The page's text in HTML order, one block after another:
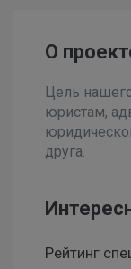
О
Цель
юристам,
друга.
Рейтинг